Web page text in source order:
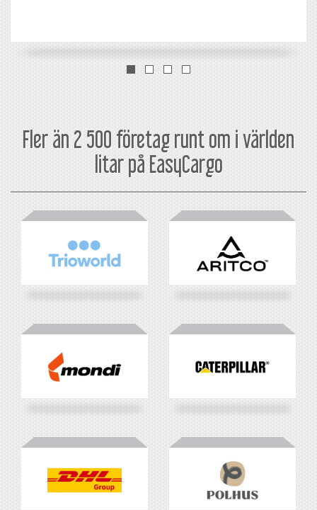
Fler än 2 500 företag runt om i världen
litar på EasyCargo